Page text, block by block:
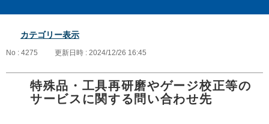
カテゴリー表示
No : 4275 更新日時 : 2024/12/26 16:45
特殊品・工具再研磨やゲージ校正等の
サービスに関する問い合わせ先